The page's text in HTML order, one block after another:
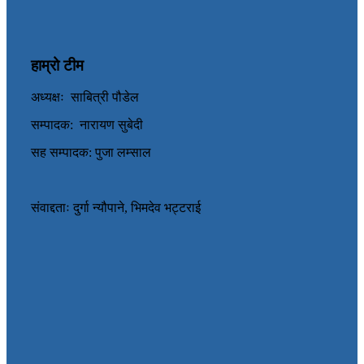
हाम्रो टीम
अध्यक्षः साबित्री पौडेल
सम्पादक: नारायण सुबेदी
सह सम्पादक: पुजा लम्साल
संवाद्दताः दुर्गा न्यौपाने, भिमदेव भट्टराई